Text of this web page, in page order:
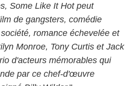
Some Like It Hot peut
de gangsters, comédie
romance échevelée et
Monroe, Tony Curtis et Jack
d'acteurs mémorables qui
par ce chef-d'œuvre